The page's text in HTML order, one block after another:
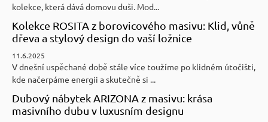
kolekce, která dává domovu duši. Mod...
Kolekce ROSITA z borovicového masivu: Klid, vůně
dřeva a stylový design do vaší ložnice
11.6.2025
V dnešní uspěchané době stále více toužíme po klidném útočišti,
kde načerpáme energii a skutečně si ...
Dubový nábytek ARIZONA z masivu: krása
masivního dubu v luxusním designu